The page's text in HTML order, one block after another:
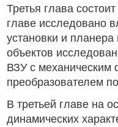
Третья глава
главе исследовано
установки и
объектов
ВЗУ с механическим
преобразователем
В третьей главе на
динамических